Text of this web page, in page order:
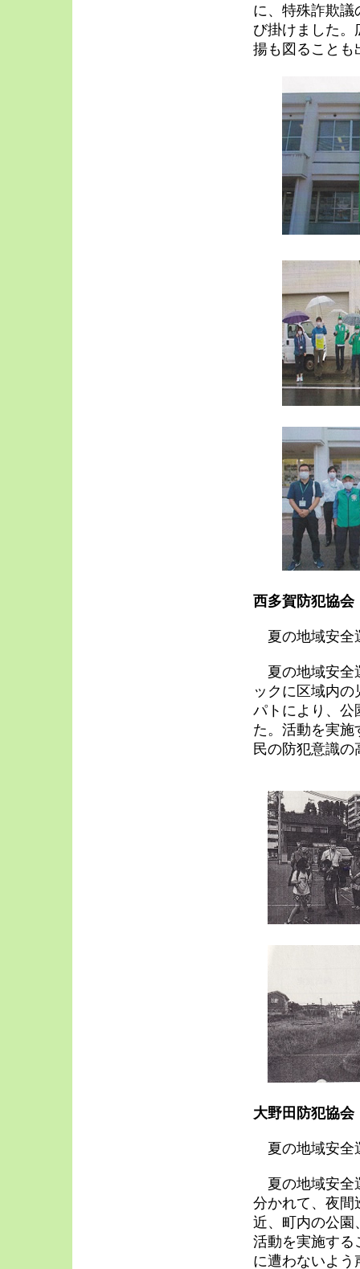
に、特殊詐欺議
び掛けました。
揚も図ることも
西多賀防犯協会
夏の地域安
夏の地域安全
ックに区域内
パトにより、公
た。活動を実施
民の防犯意識
大野田防犯協会
夏の地域安
夏の地域安全
分かれて、夜間
近、町内の公園
活動を実施する
に遭わないよう